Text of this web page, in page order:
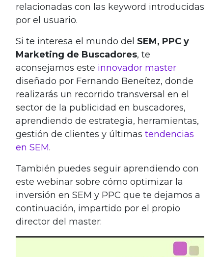
relacionadas con las keyword introducidas
por el usuario.
Si te interesa el mundo del SEM, PPC y
Marketing de Buscadores, te
aconsejamos este innovador master
diseñado por Fernando Beneítez, donde
realizarás un recorrido transversal en el
sector de la publicidad en buscadores,
aprendiendo de estrategia, herramientas,
gestión de clientes y últimas tendencias
en SEM.
También puedes seguir aprendiendo con
este webinar sobre cómo optimizar la
inversión en SEM y PPC que te dejamos a
continuación, impartido por el propio
director del master: